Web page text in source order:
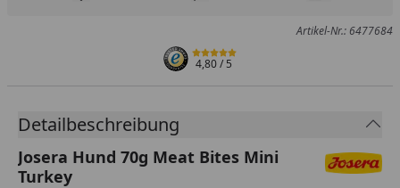
Artikel-Nr.: 6477684
4,80/ 5
Detailbeschreibung
Josera Hund 70g Meat Bites Mini
Turkey